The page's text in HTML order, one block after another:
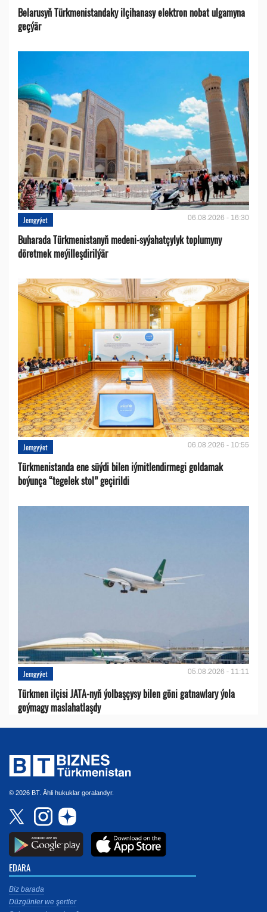
Belarusyň Türkmenistandaky ilçihanasy elektron nobat ulgamyna
geçýär
Jemgyýet 06.08.2026 - 16:30
Buharada Türkmenistanyň medeni-syýahatçylyk toplumyny
döretmek meýilleşdirilýär
Jemgyýet 06.08.2026 - 10:55
Türkmenistanda ene süýdi bilen iýmitlendirmegi goldamak
boýunça “tegelek stol” geçirildi
Jemgyýet 05.08.2026 - 11:11
Türkmen ilçisi JATA-nyň ýolbaşçysy bilen göni gatnawlary ýola
goýmagy maslahatlaşdy
© 2026 BT. Ähli hukuklar goralandyr.
EDARA
Biz barada
Düzgünler we şertler